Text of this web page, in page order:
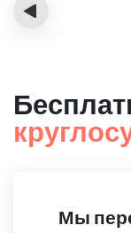
‹
Мы